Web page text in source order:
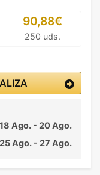
90,88€
250 uds.
18 Ago. - 20 Ago.
25 Ago. - 27 Ago.